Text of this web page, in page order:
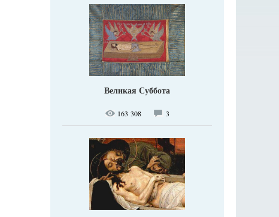
Великая Суббота
163 308 3